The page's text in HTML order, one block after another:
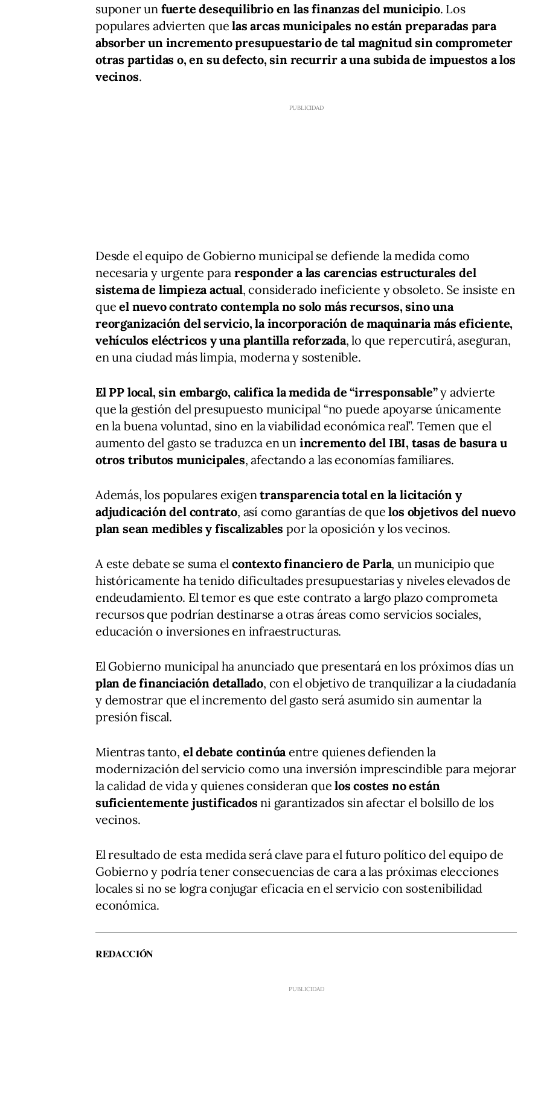
suponer un fuerte desequilibrio en las finanzas del municipio. Los
populares advierten quelas arcas municipales no están preparadas para
absorber un incremento presupuestario de tal magnitud sin comprometer
otras partidas o, en su defecto, sin recurrir a una subida de impuestos a los
vecinos.
Desde el equipo de Gobierno municipal se defiende la medida como
necesaria y urgente pararesponder a las carencias estructurales del
sistema de limpieza actual, considerado ineficiente y obsoleto. Se insiste en
queel nuevo contrato contempla no solo más recursos, sino una
reorganización del servicio, la incorporación de maquinaria más eficiente,
vehículos eléctricos y una plantilla reforzada, lo que repercutirá, aseguran,
en una ciudad más limpia, moderna y sostenible.
El PP local, sin embargo, califica la medida de “irresponsable”y advierte
que la gestión del presupuesto municipal “no puede apoyarse únicamente
en la buena voluntad, sino en la viabilidad económica real”. Temen que el
aumento del gasto se traduzca en un incremento del IBI, tasas de basura u
otros tributos municipales, afectando a las economías familiares.
Además, los populares exigentransparencia total en la licitación y
adjudicación del contrato, así como garantías de quelos objetivos del nuevo
plan sean medibles y fiscalizables por la oposición y los vecinos.
A este debate se suma el contexto financiero de Parla, un municipio que
históricamente ha tenido dificultades presupuestarias y niveles elevados de
endeudamiento. El temor es que este contrato a largo plazo comprometa
recursos que podrían destinarse a otras áreas como servicios sociales,
educación o inversiones en infraestructuras.
El Gobierno municipal ha anunciado que presentará en los próximos días un
plan de financiación detallado, con el objetivo de tranquilizar a la ciudadanía
y demostrar que el incremento del gasto será asumido sin aumentar la
presión fiscal.
Mientras tanto, el debate continúa entre quienes defienden la
modernización del servicio como una inversión imprescindible para mejorar
la calidad de vida y quienes consideran quelos costes no están
suficientemente justificados ni garantizados sin afectar el bolsillo de los
vecinos.
El resultado de esta medida será clave para el futuro político del equipo de
Gobierno y podría tener consecuencias de cara a las próximas elecciones
locales si no se logra conjugar eficacia en el servicio con sostenibilidad
económica.
REDACCIÓN